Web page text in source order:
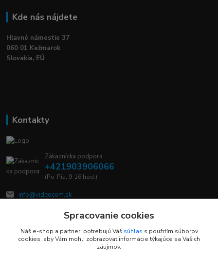
Kde nás nájdete
Hlavné námestie 37
060 01 Kežmarok
Slovakia, EÚ
Kontakty
Zákaznícka podpora
+421903906066
(Po-Pia, 9-16 hod.)
info@videocom.sk
Spracovanie cookies
Náš e-shop a partneri potrebujú Váš súhlas s použitím súborov
cookies, aby Vám mohli zobrazovať informácie týkajúce sa Vašich
záujmov.